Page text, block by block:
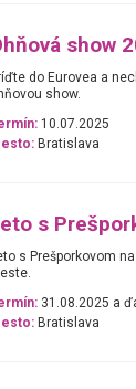
show
do Eurovea a
show.
10.07.2025
Bratislava
s
s Prešporkovom
31.08.2025 a
Bratislava